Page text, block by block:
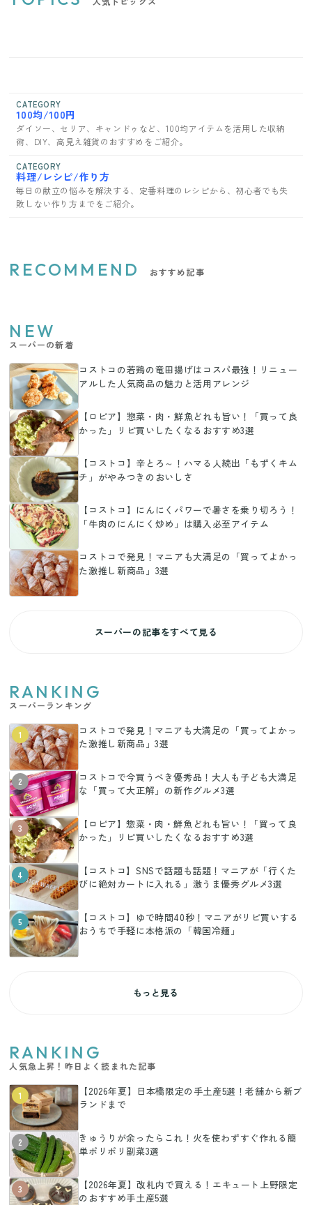
CATEGORY
100均/100円
ダイソー、セリア、キャンドゥなど、100均アイテムを活用した収納
術、DIY、高見え雑貨のおすすめをご紹介。
CATEGORY
料理/レシピ/作り方
毎日の献立の悩みを解決する、定番料理のレシピから、初心者でも失
敗しない作り方までをご紹介。
RECOMMEND おすすめ記事
NEW
スーパーの新着
コストコの若鶏の竜田揚げはコスパ最強！リニュー
アルした人気商品の魅力と活用アレンジ
【ロピア】惣菜・肉・鮮魚どれも旨い！「買って良
かった」リピ買いしたくなるおすすめ3選
【コストコ】辛とろ～！ハマる人続出「もずくキム
チ」がやみつきのおいしさ
【コストコ】にんにくパワーで暑さを乗り切ろう！
「牛肉のにんにく炒め」は購入必至アイテム
コストコで発見！マニアも大満足の「買ってよかっ
た激推し新商品」3選
スーパーの記事をすべて見る
RANKING
スーパーランキング
1
コストコで発見！マニアも大満足の「買ってよかっ
た激推し新商品」3選
2
コストコで今買うべき優秀品！大人も子ども大満足
な「買って大正解」の新作グルメ3選
3
【ロピア】惣菜・肉・鮮魚どれも旨い！「買って良
かった」リピ買いしたくなるおすすめ3選
4
【コストコ】SNSで話題も話題！マニアが「行くた
びに絶対カートに入れる」激うま優秀グルメ3選
5
【コストコ】ゆで時間40秒！マニアがリピ買いする
おうちで手軽に本格派の「韓国冷麺」
もっと見る
RANKING
人気急上昇！昨日よく読まれた記事
1
【2026年夏】日本橋限定の手土産5選！老舗から新ブ
ランドまで
2
きゅうりが余ったらこれ！火を使わずすぐ作れる簡
単ポリポリ副菜3選
3
【2026年夏】改札内で買える！エキュート上野限定
のおすすめ手土産5選